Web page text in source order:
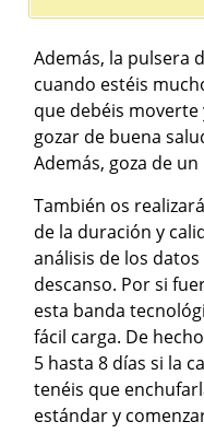
Además, la pulsera
cuando estéis
que debéis
gozar de buena
Además, goza de
También os
de la duración y
análisis de los
descanso. Por si
esta banda
fácil carga. De
5 hasta 8 días si la
tenéis que
estándar y